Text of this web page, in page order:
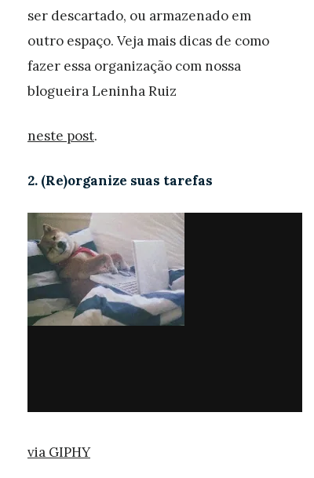
ser descartado, ou armazenado em
outro espaço. Veja mais dicas de como
fazer essa organização com nossa
blogueira Leninha Ruiz
neste post.
2. (Re)organize suas tarefas
via GIPHY